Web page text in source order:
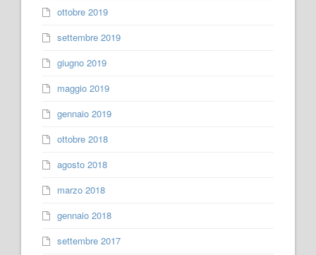
ottobre 2019
settembre 2019
giugno 2019
maggio 2019
gennaio 2019
ottobre 2018
agosto 2018
marzo 2018
gennaio 2018
settembre 2017